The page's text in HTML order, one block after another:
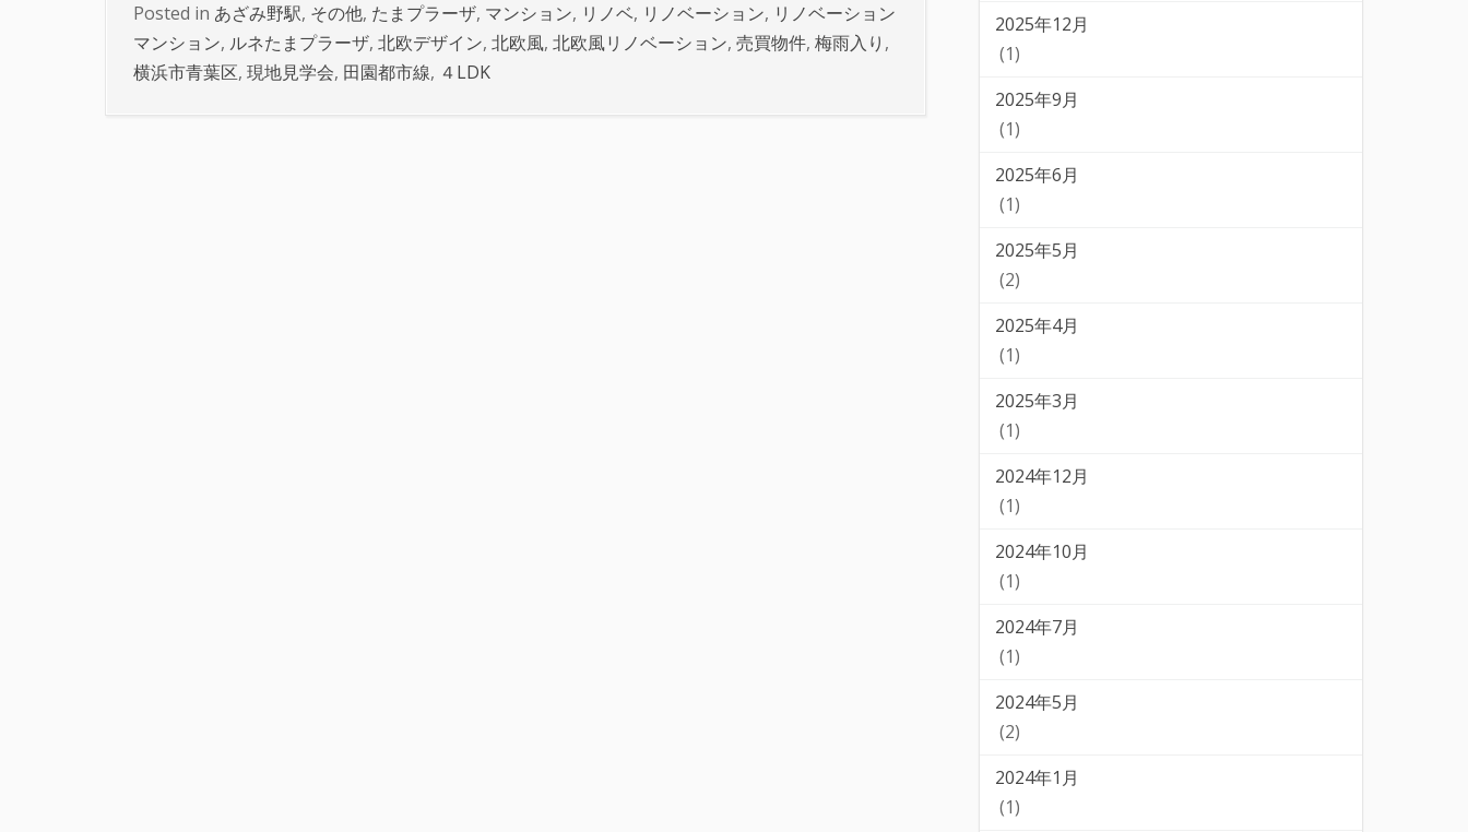
Posted in あざみ野駅, その他, たまプラーザ, マンション, リノベ, リノベーション, リノベーション
マンション, ルネたまプラーザ, 北欧デザイン, 北欧風, 北欧風リノベーション, 売買物件, 梅雨入り ,
横浜市青葉区, 現地見学会, 田園都市線, ４LDK
2025年12月
(1)
2025年9月
(1)
2025年6月
(1)
2025年5月
(2)
2025年4月
(1)
2025年3月
(1)
2024年12月
(1)
2024年10月
(1)
2024年7月
(1)
2024年5月
(2)
2024年1月
(1)